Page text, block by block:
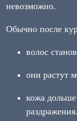
невозможно.
Обычно после
волос
они растут
кожа дольше
раздражения.